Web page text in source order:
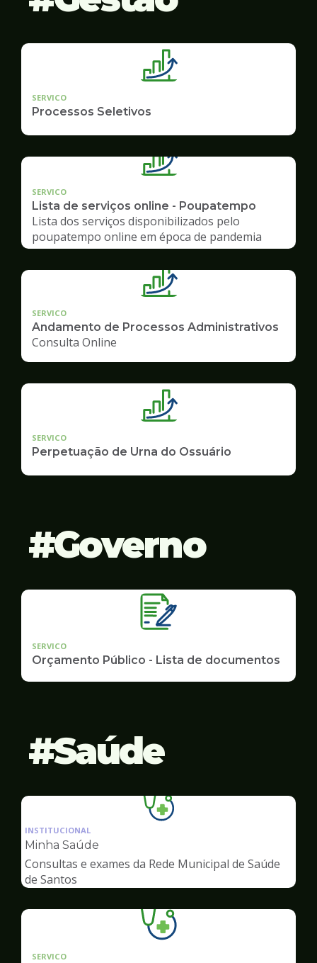
SERVICO
Processos Seletivos
SERVICO
Lista de serviços online - Poupatempo
Lista dos serviços disponibilizados pelo
poupatempo online em época de pandemia
SERVICO
Andamento de Processos Administrativos
Consulta Online
SERVICO
Perpetuação de Urna do Ossuário
Governo
SERVICO
Orçamento Público - Lista de documentos
Saúde
Ilustração
da
de
Saúde
INSTITUCIONAL
Minha Saúde
Consultas e exames da Rede Municipal de Saúde
de Santos
SERVICO